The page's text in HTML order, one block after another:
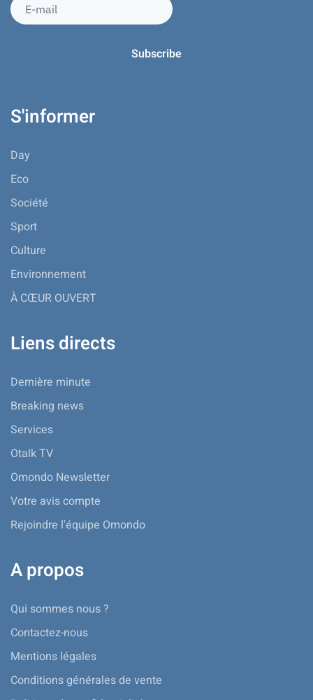
S'informer
Day
Eco
Société
Sport
Culture
Environnement
À CŒUR OUVERT
Liens directs
Dernière minute
Breaking news
Services
Otalk TV
Omondo Newsletter
Votre avis compte
Rejoindre l'équipe Omondo
A propos
Qui sommes nous ?
Contactez-nous
Mentions légales
Conditions générales de vente